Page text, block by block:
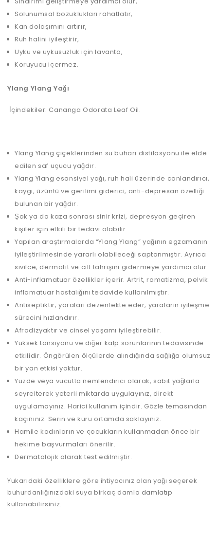
Solunumsal bozuklukları rahatlatır,
Kan dolaşımını artırır,
Ruh halini iyileştirir,
Uyku ve uykusuzluk için lavanta,
Koruyucu içermez.
Ylang Ylang Yağı
İçindekiler: Cananga Odorata Leaf Oil.
Ylang Ylang çiçeklerinden su buharı distilasyonu ile elde
edilen saf uçucu yağdır.
Ylang Ylang esansiyel yağı, ruh hali üzerinde canlandırıcı,
kaygı, üzüntü ve gerilimi giderici, anti-depresan özelliği
bulunan bir yağdır.
Şok ya da kaza sonrası sinir krizi, depresyon geçiren
kişiler için etkili bir tedavi olabilir.
Yapılan araştırmalarda “Ylang Ylang” yağının egzamanın
iyileştirilmesinde yararlı olabileceği saptanmıştır. Ayrıca
sivilce, dermatit ve cilt tahrişini gidermeye yardımcı olur.
Anti-inflamatuar özellikler içerir. Artrit, romatizma, pelvik
inflamatuar hastalığını tedavide kullanılmıştır.
Antiseptiktir; yaraları dezenfekte eder, yaraların iyileşme
sürecini hızlandırır.
Afrodizyaktır ve cinsel yaşamı iyileştirebilir.
Yüksek tansiyonu ve diğer kalp sorunlarının tedavisinde
etkilidir. Öngörülen ölçülerde alındığında sağlığa olumsuz
bir yan etkisi yoktur.
Yüzde veya vücutta nemlendirici olarak, sabit yağlarla
seyrelterek yeterli miktarda uygulayınız, direkt
uygulamayınız. Harici kullanım içindir. Gözle temasından
kaçınınız. Serin ve kuru ortamda saklayınız.
Hamile kadınların ve çocukların kullanmadan önce bir
hekime başvurmaları önerilir.
Dermatolojik olarak test edilmiştir.
Yukarıdaki özelliklere göre ihtiyacınız olan yağı seçerek
buhurdanlığınızdaki suya birkaç damla damlatıp
kullanabilirsiniz.